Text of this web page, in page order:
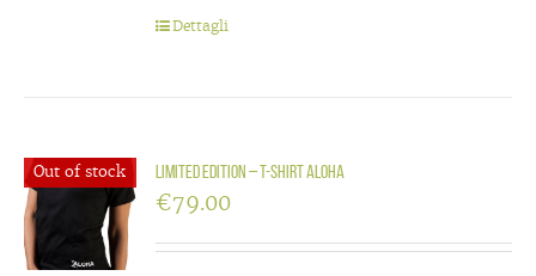
Dettagli
Out of stock LIMITED EDITION – T-shirt Aloha
€79.00